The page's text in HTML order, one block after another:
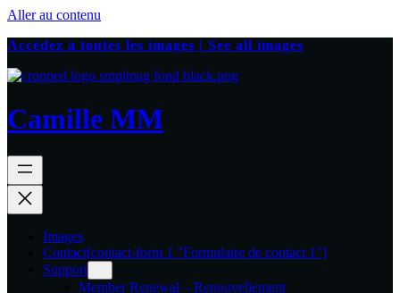
Aller au contenu
Accédez à toutes les images | See all images
Camille MM
Images
Contact[contact-form 1 "Formulaire de contact 1"]
Support
Member Renewal – Renouvellement